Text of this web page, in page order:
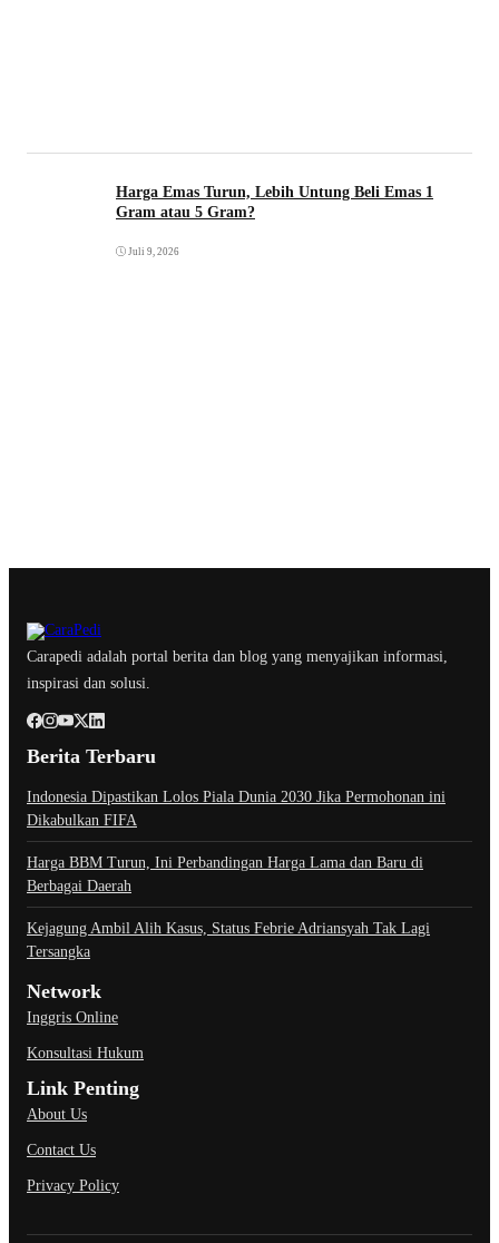
Harga Emas Turun, Lebih Untung Beli Emas 1
Gram atau 5 Gram?
Juli 9, 2026
Carapedi adalah portal berita dan blog yang menyajikan informasi,
inspirasi dan solusi.
Berita Terbaru
Indonesia Dipastikan Lolos Piala Dunia 2030 Jika Permohonan ini
Dikabulkan FIFA
Harga BBM Turun, Ini Perbandingan Harga Lama dan Baru di
Berbagai Daerah
Kejagung Ambil Alih Kasus, Status Febrie Adriansyah Tak Lagi
Tersangka
Network
Inggris Online
Konsultasi Hukum
Link Penting
About Us
Contact Us
Privacy Policy